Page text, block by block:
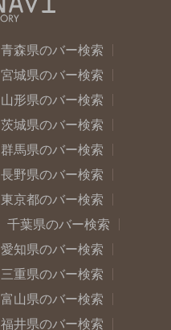
青森県のバー検索
宮城県のバー検索
山形県のバー検索
茨城県のバー検索
群馬県のバー検索
長野県のバー検索
東京都のバー検索
千葉県のバー検索
愛知県のバー検索
三重県のバー検索
富山県のバー検索
福井県のバー検索